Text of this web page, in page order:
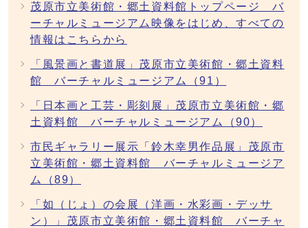
茂原市立美術館・郷土資料館トップページ バ
ーチャルミュージアム映像をはじめ、すべての
情報はこちらから
「風景画と書道展」茂原市立美術館・郷土資料
館 バーチャルミュージアム（91）
「日本画と工芸・彫刻展」茂原市立美術館・郷
土資料館 バーチャルミュージアム（90）
市民ギャラリー展示「鈴木幸男作品展」茂原市
立美術館・郷土資料館 バーチャルミュージア
ム（89）
「如（じょ）の会展（洋画・水彩画・デッサ
ン）」茂原市立美術館・郷土資料館 バーチャ